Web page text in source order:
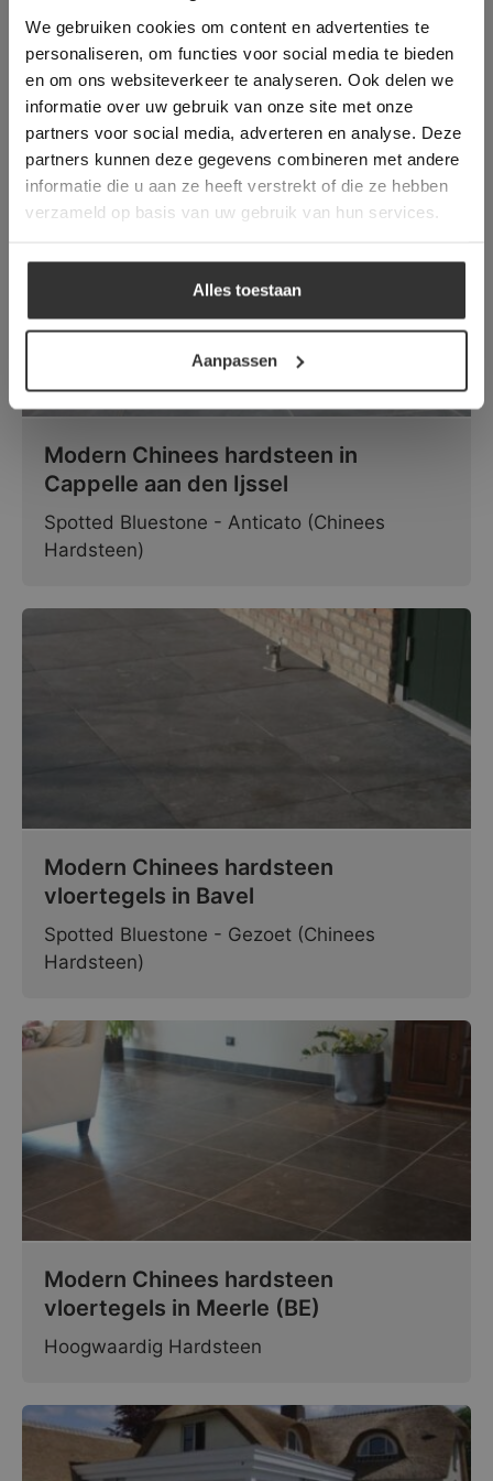
We gebruiken cookies om content en advertenties te
personaliseren, om functies voor social media te bieden
en om ons websiteverkeer te analyseren. Ook delen we
informatie over uw gebruik van onze site met onze
partners voor social media, adverteren en analyse. Deze
partners kunnen deze gegevens combineren met andere
informatie die u aan ze heeft verstrekt of die ze hebben
verzameld op basis van uw gebruik van hun services.
Alles toestaan
Aanpassen
Modern Chinees hardsteen
vloertegels in Rotterdam
Spotted Bluestone - Gezoet (Chinese
Hardsteen)
Modern Chinees hardsteen in
Cappelle aan den Ijssel
Spotted Bluestone - Anticato (Chinees
Hardsteen)
Modern Chinees hardsteen
vloertegels in Bavel
Spotted Bluestone - Gezoet (Chinees
Hardsteen)
Modern Chinees hardsteen
vloertegels in Meerle (BE)
Hoogwaardig Hardsteen
longer working. Please contact the website
administrator.
Deze website gebruikt cookies om de
gebruikerservaring te verbeteren. Door
gebruik te maken van onze website geeft u
toestemming voor alle cookies in
overeenstemming met ons cookiebeleid.Lees
verder
ALLES ACCEPTEREN
ALLES AFWIJZEN
DETAILS WEERGEVEN